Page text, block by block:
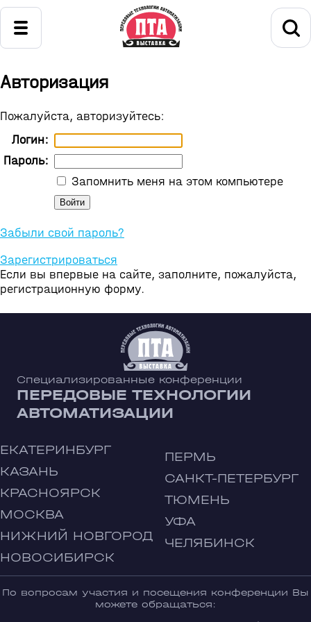
Авторизация
Пожалуйста, авторизуйтесь:
Логин:
Пароль:
Запомнить меня на этом компьютере
Забыли свой пароль?
Зарегистрироваться
Если вы впервые на сайте, заполните, пожалуйста,
регистрационную форму.
Специализированные конференции
ПЕРЕДОВЫЕ ТЕХНОЛОГИИ
АВТОМАТИЗАЦИИ
ЕКАТЕРИНБУРГ
КАЗАНЬ
КРАСНОЯРСК
МОСКВА
НИЖНИЙ НОВГОРОД
НОВОСИБИРСК
ПЕРМЬ
САНКТ-ПЕТЕРБУРГ
ТЮМЕНЬ
УФА
ЧЕЛЯБИНСК
По вопросам участия и посещения конференции Вы
можете обращаться: